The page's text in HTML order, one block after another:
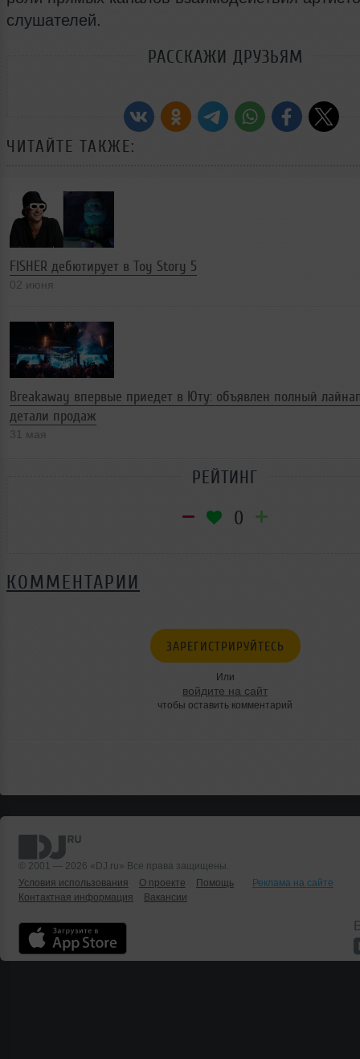
слушателей.
РАССКАЖИ ДРУЗЬЯМ
ЧИТАЙТЕ ТАКЖЕ:
FISHER дебютирует в Toy Story 5
02 июня
Breakaway впервые приедет в Юту: объявлен полный
детали продаж
31 мая
РЕЙТИНГ
0
КОММЕНТАРИИ
ЗАРЕГИСТРИРУЙТЕСЬ
Или
войдите на сайт
чтобы оставить комментарий
© 2001 — 2026 «DJ.ru» Все права защищены.
Условия использования
О проекте Помощь
Реклама на сайте
Контактная информация
Вакансии